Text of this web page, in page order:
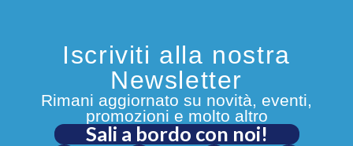
Iscriviti alla nostra
Newsletter
Rimani aggiornato su novità, eventi,
promozioni e molto altro
Sali a bordo con noi!